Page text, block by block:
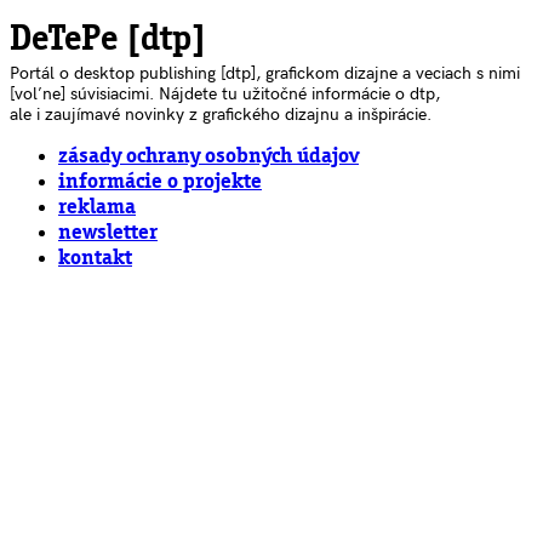
DeTePe [dtp]
Portál o desktop publishing [dtp], grafickom dizajne a veciach s nimi
[voľne] súvisiacimi. Nájdete tu užitočné informácie o dtp,
ale i zaujímavé novinky z grafického dizajnu a inšpirácie.
zásady ochrany osobných údajov
informácie o projekte
reklama
newsletter
kontakt